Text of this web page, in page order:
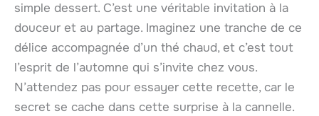
simple dessert. C’est une véritable invitation à la
douceur et au partage. Imaginez une tranche de ce
délice accompagnée d’un thé chaud, et c’est tout
l’esprit de l’automne qui s’invite chez vous.
N’attendez pas pour essayer cette recette, car le
secret se cache dans cette surprise à la cannelle.